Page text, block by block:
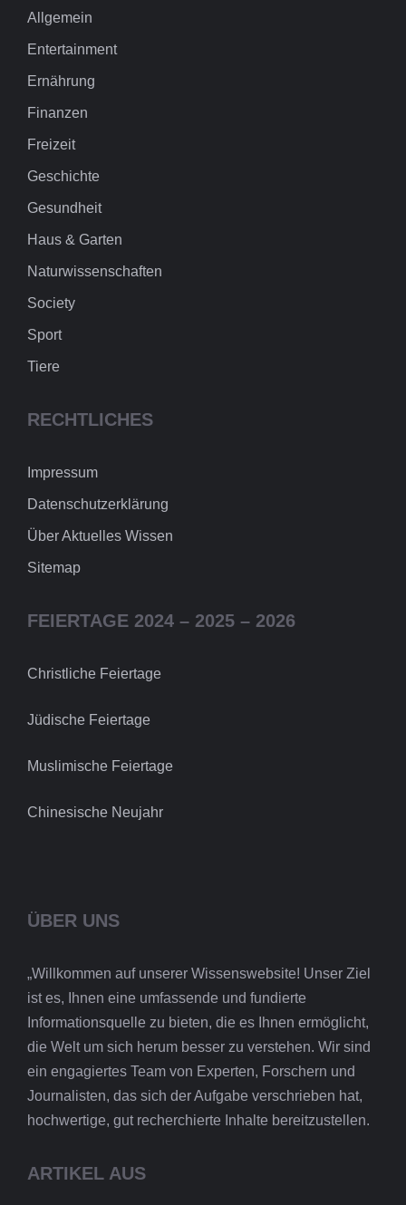
Allgemein
Entertainment
Ernährung
Finanzen
Freizeit
Geschichte
Gesundheit
Haus & Garten
Naturwissenschaften
Society
Sport
Tiere
RECHTLICHES
Impressum
Datenschutzerklärung
Über Aktuelles Wissen
Sitemap
FEIERTAGE 2024 – 2025 – 2026
Christliche Feiertage
Jüdische Feiertage
Muslimische Feiertage
Chinesische Neujahr
ÜBER UNS
„Willkommen auf unserer Wissenswebsite! Unser Ziel
ist es, Ihnen eine umfassende und fundierte
Informationsquelle zu bieten, die es Ihnen ermöglicht,
die Welt um sich herum besser zu verstehen. Wir sind
ein engagiertes Team von Experten, Forschern und
Journalisten, das sich der Aufgabe verschrieben hat,
hochwertige, gut recherchierte Inhalte bereitzustellen.
ARTIKEL AUS